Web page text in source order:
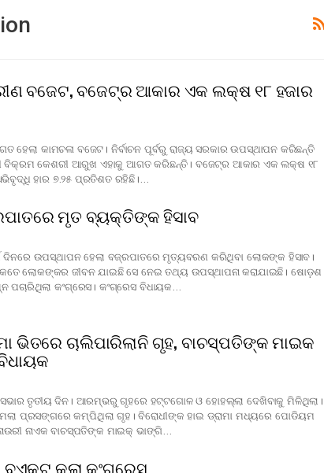
ବଜେଟ, ବଜେଟ୍‌ର ଆକାର ଏକ ଲକ୍ଷ ୧୮ ହଜାର
ହେଲା କାମଚଳା ବଜେଟ। ନିର୍ବାଚନ ପୂର୍ବରୁ ରାଜ୍ୟ ସରକାର ଉପସ୍ଥାପନ କରିଛନ୍ତି
ବିକ୍ରମ କେଶରୀ ଆରୁଖ ଏହାକୁ ଆଗତ କରିଛନ୍ତି। ବଜେଟ୍‌ର ଆକାର ଏକ ଲକ୍ଷ ୧୮
ହାର ୭.୨୫ ପ୍ରତିଶତ ରହିଛି।…
ମୃତ ବ୍ୟକ୍ତିଙ୍କ ହିସାବ
ଦିନରେ ଉପସ୍ଥାପନ ହେଲା ବଜ୍ରପାତରେ ମୃତ୍ୟବରଣ କରିଥିବା ଲୋକଙ୍କ ହିସାବ।
ଲୋକଙ୍କର ଜୀବନ ଯାଇଛି ସେ ନେଇ ତଥ୍ୟ ଉପସ୍ଥାପନା କରାଯାଇଛି। ଷୋଡ଼ଶ
ପଚାରିଥିଲା କଂଗ୍ରେସ। କଂଗ୍ରେସ ବିଧାୟକ…
ଭିତରେ ଚାଲିପାରିଲାନି ଗୃହ, ବାଚସ୍ପତିଙ୍କ ମାଇକ
ତୃତୀୟ ଦିନ। ଆରମ୍ଭରୁ ଗୃହରେ ହଟ୍ଟଗୋଳ ଓ ହୋହଲ୍ଲା ଦେଖିବାକୁ ମିଳିଥିଲା।
ପ୍ରସଙ୍ଗରେ କମ୍ପିଥିଲା ଗୃହ। ବିରୋଧୀଙ୍କ ହାଇ ଡ୍ରାମା ମଧ୍ୟରେ ପୋଡିୟମ
ନାଏକ ବାଚସ୍ପତିଙ୍କ ମାଇକ୍‌ ଭାଙ୍ଗି…
ବଏକଟ କଲା କଂଗ୍ରେସ